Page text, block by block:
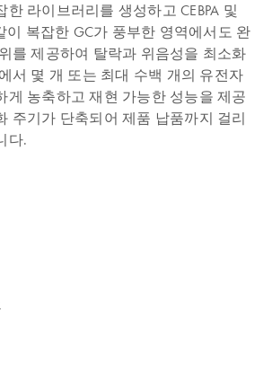
라이브러리를 생성하고 CEBPA 및
이 복잡한 GC가 풍부한 영역에서도 완
를 제공하여 탈락과 위음성을 최소화
서 몇 개 또는 최대 수백 개의 유전자
게 농축하고 재현 가능한 성능을 제공
주기가 단축되어 제품 납품까지 걸리
다.